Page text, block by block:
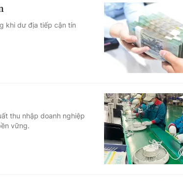
khi dư địa tiếp cận tín
thu nhập doanh nghiệp
vững.